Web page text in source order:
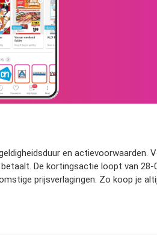
en actievoorwaarden.
De kortingsactie loopt van
prijsverlagingen. Zo koop je